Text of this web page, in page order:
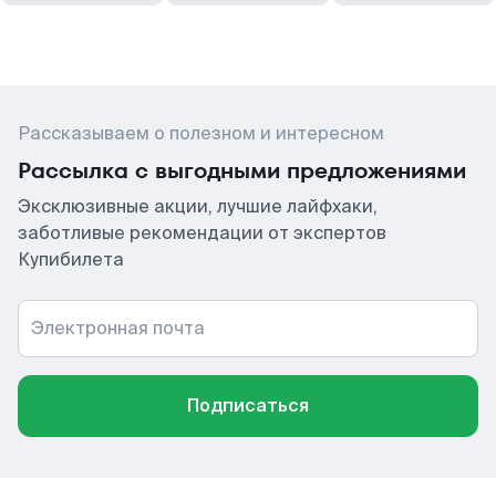
Рассказываем о полезном и интересном
Рассылка с выгодными предложениями
Эксклюзивные акции, лучшие лайфхаки,
заботливые рекомендации от экспертов
Купибилета
Электронная почта
Подписаться